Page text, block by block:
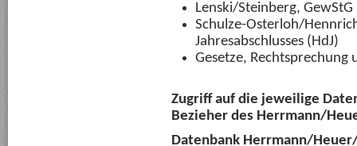
Lenski/Steinberg,
Schulze-Osterloh/
Jahresabschlusses (HdJ)
Gesetze,
Zugriff auf die jeweilige
Bezieher des Herrmann/
Datenbank Herrmann/